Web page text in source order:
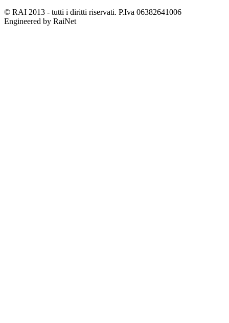
© RAI 2013 - tutti i diritti riservati. P.Iva 06382641006
Engineered by RaiNet